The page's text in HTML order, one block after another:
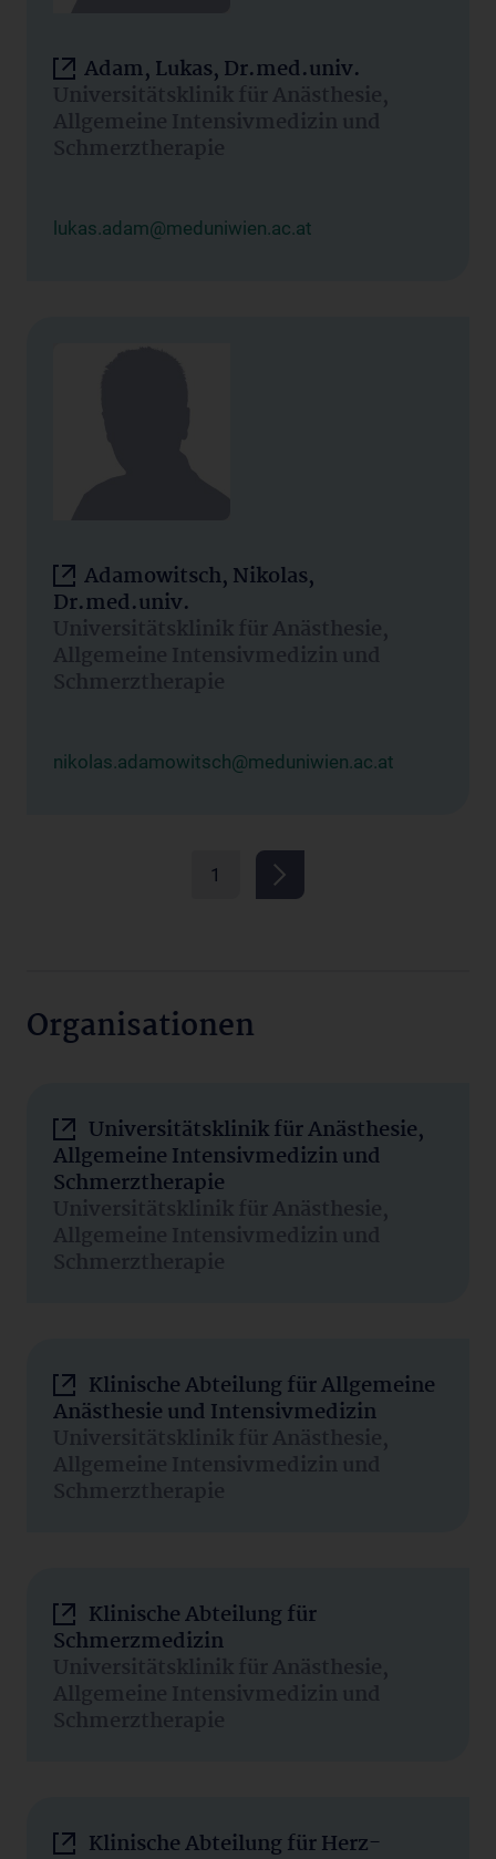
Adam, Lukas, Dr.med.univ.
Universitätsklinik für Anästhesie,
Allgemeine Intensivmedizin und
Schmerztherapie
lukas.adam@meduniwien.ac.at
Adamowitsch, Nikolas,
Dr.med.univ.
Universitätsklinik für Anästhesie,
Allgemeine Intensivmedizin und
Schmerztherapie
nikolas.adamowitsch@meduniwien.ac.at
1
Organisationen
Universitätsklinik für Anästhesie,
Allgemeine Intensivmedizin und
Schmerztherapie
Universitätsklinik für Anästhesie,
Allgemeine Intensivmedizin und
Schmerztherapie
Klinische Abteilung für Allgemeine
Anästhesie und Intensivmedizin
Universitätsklinik für Anästhesie,
Allgemeine Intensivmedizin und
Schmerztherapie
Klinische Abteilung für
Schmerzmedizin
Universitätsklinik für Anästhesie,
Allgemeine Intensivmedizin und
Schmerztherapie
Klinische Abteilung für Herz-